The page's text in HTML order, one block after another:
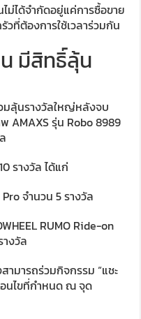
ม่ได้จำกัดอยู่แค่การซื้อขาย
ที่ต้องการใช้เวลาร่วมกัน
มีสิทธิ์ลุ้น
มลุ้นรางวัลใหญ่หลังจบ
AMAXS รุ่น Robo 8989
รางวัล ได้แก่
จำนวน 5 รางวัล
RUMO Ride-on
งวัล
ามารถร่วมกิจกรรม “แชะ
อนไขที่กำหนด ณ จุด